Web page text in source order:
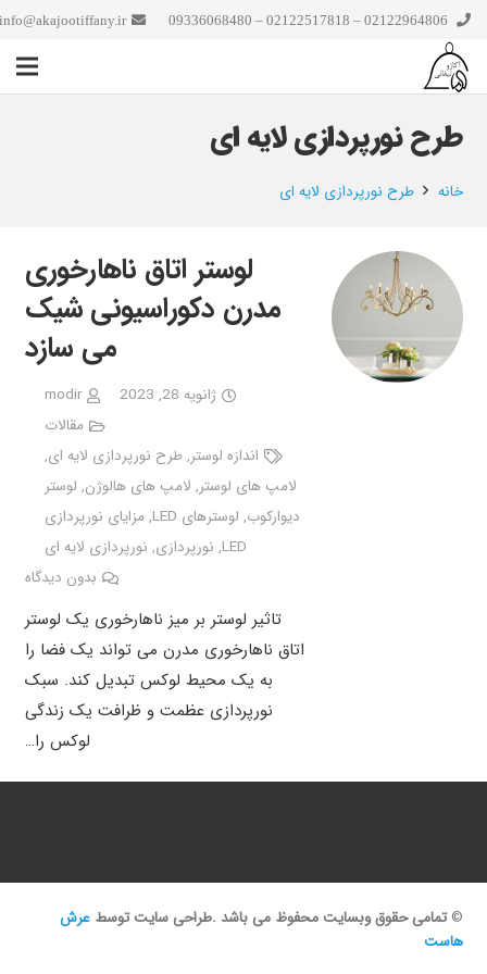
طرح نورپردازی لایه ای
خانه طرح نورپردازی لایه ای
لوستر اتاق ناهارخوری
مدرن دکوراسیونی شیک
می سازد
ژانویه 28, 2023
modir
مقالات
اندازه لوستر,طرح نورپردازی لایه ای,
لامپ های لوستر, لامپ های هالوژن, لوستر
دیوارکوب, لوسترهای LED , مزایای نورپردازی
LED
, نورپردازی, نورپردازی لایه ای
بدون دیدگاه
تاثیر لوستر بر میز ناهارخوری یک لوستر
اتاق ناهارخوری مدرن می تواند یک فضا را
به یک محیط لوکس تبدیل کند. سبک
نورپردازی عظمت و ظرافت یک زندگی
لوکس را…
©تمامی حقوق وبسایت محفوظ می باشد .طراحی سایت توسطعرش
هاست